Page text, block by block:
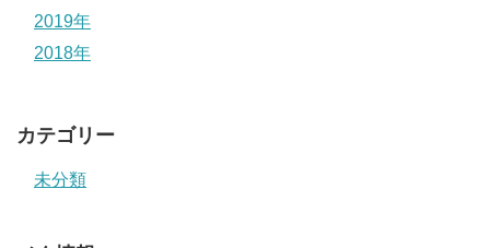
2019年
2018年
カテゴリー
未分類